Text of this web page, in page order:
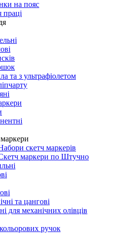
на пояс
та з ультрафіолетом
скетч маркерів
маркери по Штучно
та цангові
для механічних олівців
ручок